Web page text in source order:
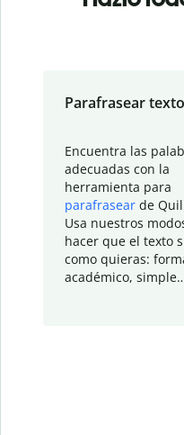
Parafrasear
Encuentra las
adecuadas con la
herramienta para
parafrasear de
Usa nuestros
hacer que el texto
como quieras:
académico,